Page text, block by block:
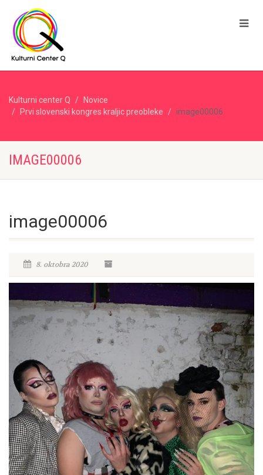
Kulturni center Q
Novice
Prvi slovenski kongres kraljic preobleke
image00006
IMAGE00006
image00006
8. oktobra 2020